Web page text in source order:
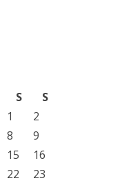
S
S
1
2
8
9
15
16
22
23